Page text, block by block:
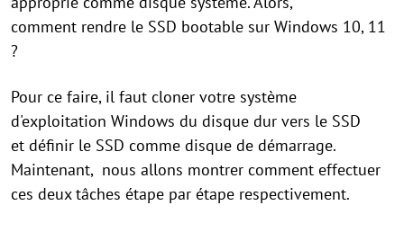
comment rendre le SSD bootable sur Windows 10, 11
?
Pour ce faire, il faut cloner votre système
d'exploitation Windows du disque dur vers le SSD
et définir le SSD comme disque de démarrage.
Maintenant, nous allons montrer comment effectuer
ces deux tâches étape par étape respectivement.